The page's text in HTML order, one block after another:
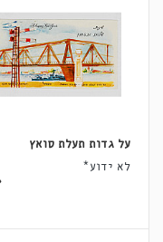
על גדות תעלת סואץ
לא ידוע*